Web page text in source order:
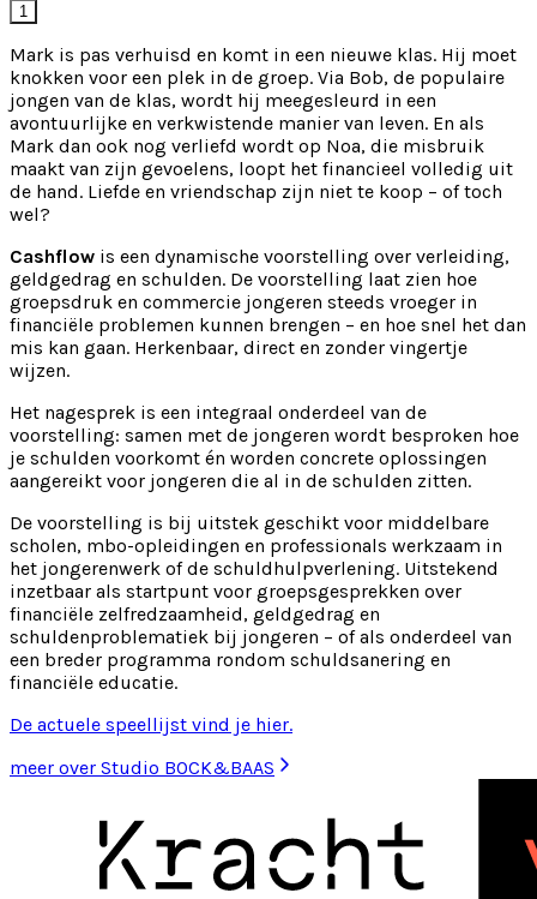
1
Mark is pas verhuisd en komt in een nieuwe klas. Hij moet
knokken voor een plek in de groep. Via Bob, de populaire
jongen van de klas, wordt hij meegesleurd in een
avontuurlijke en verkwistende manier van leven. En als
Mark dan ook nog verliefd wordt op Noa, die misbruik
maakt van zijn gevoelens, loopt het financieel volledig uit
de hand. Liefde en vriendschap zijn niet te koop – of toch
wel?
Cashflow is een dynamische voorstelling over verleiding,
geldgedrag en schulden. De voorstelling laat zien hoe
groepsdruk en commercie jongeren steeds vroeger in
financiële problemen kunnen brengen – en hoe snel het dan
mis kan gaan. Herkenbaar, direct en zonder vingertje
wijzen.
Het nagesprek is een integraal onderdeel van de
voorstelling: samen met de jongeren wordt besproken hoe
je schulden voorkomt én worden concrete oplossingen
aangereikt voor jongeren die al in de schulden zitten.
De voorstelling is bij uitstek geschikt voor middelbare
scholen, mbo-opleidingen en professionals werkzaam in
het jongerenwerk of de schuldhulpverlening. Uitstekend
inzetbaar als startpunt voor groepsgesprekken over
financiële zelfredzaamheid, geldgedrag en
schuldenproblematiek bij jongeren – of als onderdeel van
een breder programma rondom schuldsanering en
financiële educatie.
De actuele speellijst vind je hier.
meer over Studio BOCK&BAAS